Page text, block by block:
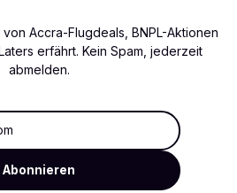
Accra-Flugdeals, BNPL-Aktionen
erfährt. Kein Spam, jederzeit
abmelden.
Abonnieren